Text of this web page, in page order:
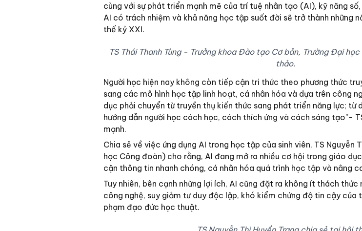
cùng với sự phát triển mạnh mẽ của trí tuệ nhân tạo (AI), kỹ năng số,
AI có trách nhiệm và khả năng học tập suốt đời sẽ trở thành những
thế kỷ XXI.
TS Thái Thanh Tùng - Trưởng khoa Đào tạo Cơ bản, Trường Đại
thảo.
Người học hiện nay không còn tiếp cận tri thức theo phương thức
sang các mô hình học tập linh hoạt, cá nhân hóa và dựa trên công
dục phải chuyển từ truyền thụ kiến thức sang phát triển năng lực; từ
hướng dẫn người học cách học, cách thích ứng và cách sáng tạo”-
mạnh.
Chia sẻ về việc ứng dụng AI trong học tập của sinh viên, TS Nguyễn
học Công đoàn) cho rằng, AI đang mở ra nhiều cơ hội trong giáo
cận thông tin nhanh chóng, cá nhân hóa quá trình học tập và nâng
Tuy nhiên, bên cạnh những lợi ích, AI cũng đặt ra không ít thách
công nghệ, suy giảm tư duy độc lập, khó kiểm chứng độ tin cậy của
phạm đạo đức học thuật.